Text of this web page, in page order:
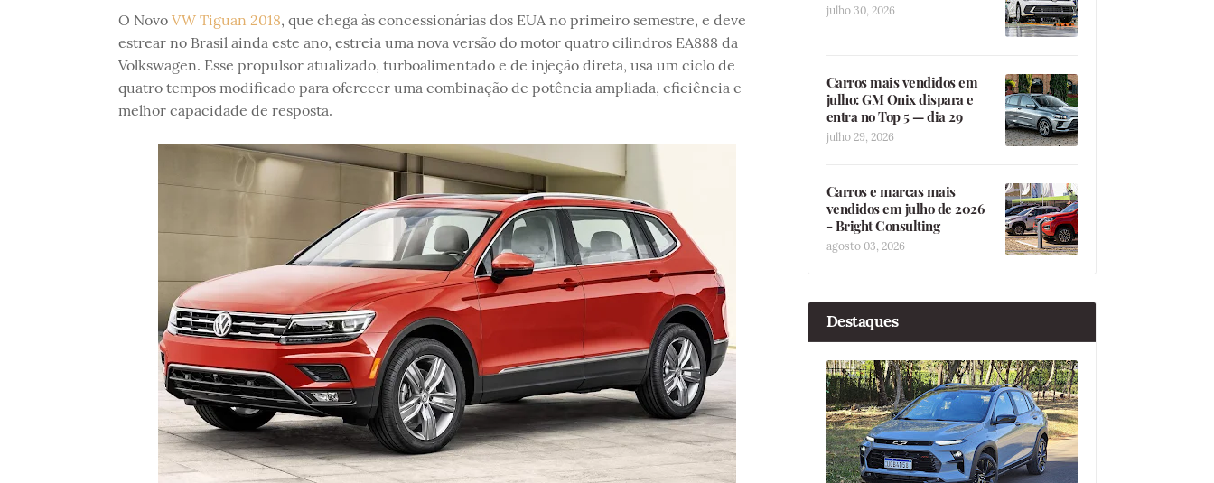
O Novo VW Tiguan 2018, que chega às concessionárias dos EUA no primeiro semestre, e deve
estrear no Brasil ainda este ano, estreia uma nova versão do motor quatro cilindros EA888 da
Volkswagen. Esse propulsor atualizado, turboalimentado e de injeção direta, usa um ciclo de
quatro tempos modificado para oferecer uma combinação de potência ampliada, eficiência e
melhor capacidade de resposta.
julho 30, 2026
Carros mais vendidos em
julho: GM Onix dispara e
entra no Top 5 — dia 29
julho 29, 2026
Carros e marcas mais
vendidos em julho de 2026
- Bright Consulting
agosto 03, 2026
Destaques